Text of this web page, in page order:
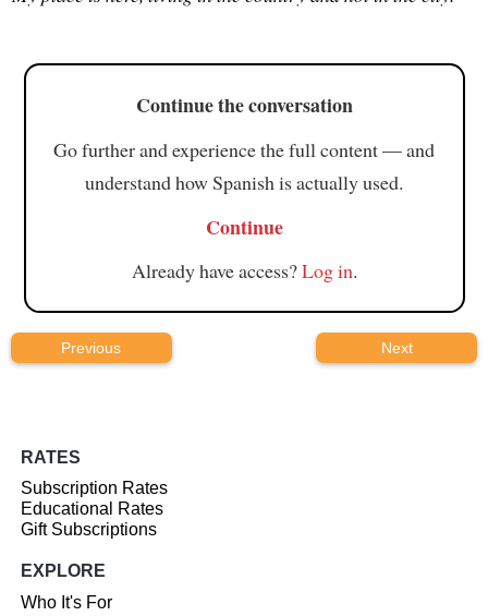
Continue the conversation
Go further and experience the full content — and
understand how Spanish is actually used.
Continue
Already have access?Log in.
Previous Next
RATES
Subscription Rates
Educational Rates
Gift Subscriptions
EXPLORE
Who It's For